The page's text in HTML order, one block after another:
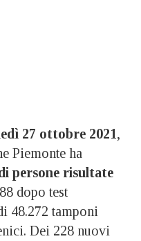
27 ottobre 2021,
Piemonte ha
persone risultate
dopo test
48.272 tamponi
Dei 228 nuovi